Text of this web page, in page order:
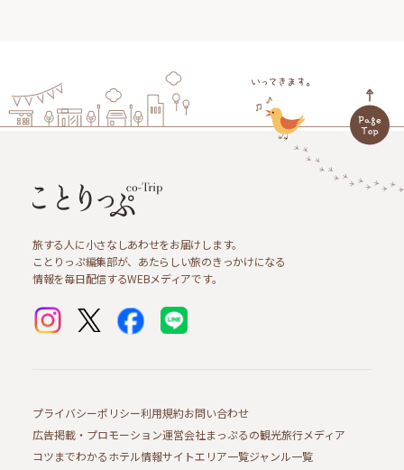
旅する人に小さなしあわせをお届けします。
ことりっぷ編集部が、あたらしい旅のきっかけになる
情報を毎日配信するWEBメディアです。
プライバシーポリシー利用規約お問い合わせ
広告掲載・プロモーション運営会社まっぷるの観光旅行メディア
コツまでわかるホテル情報サイトエリア一覧ジャンル一覧